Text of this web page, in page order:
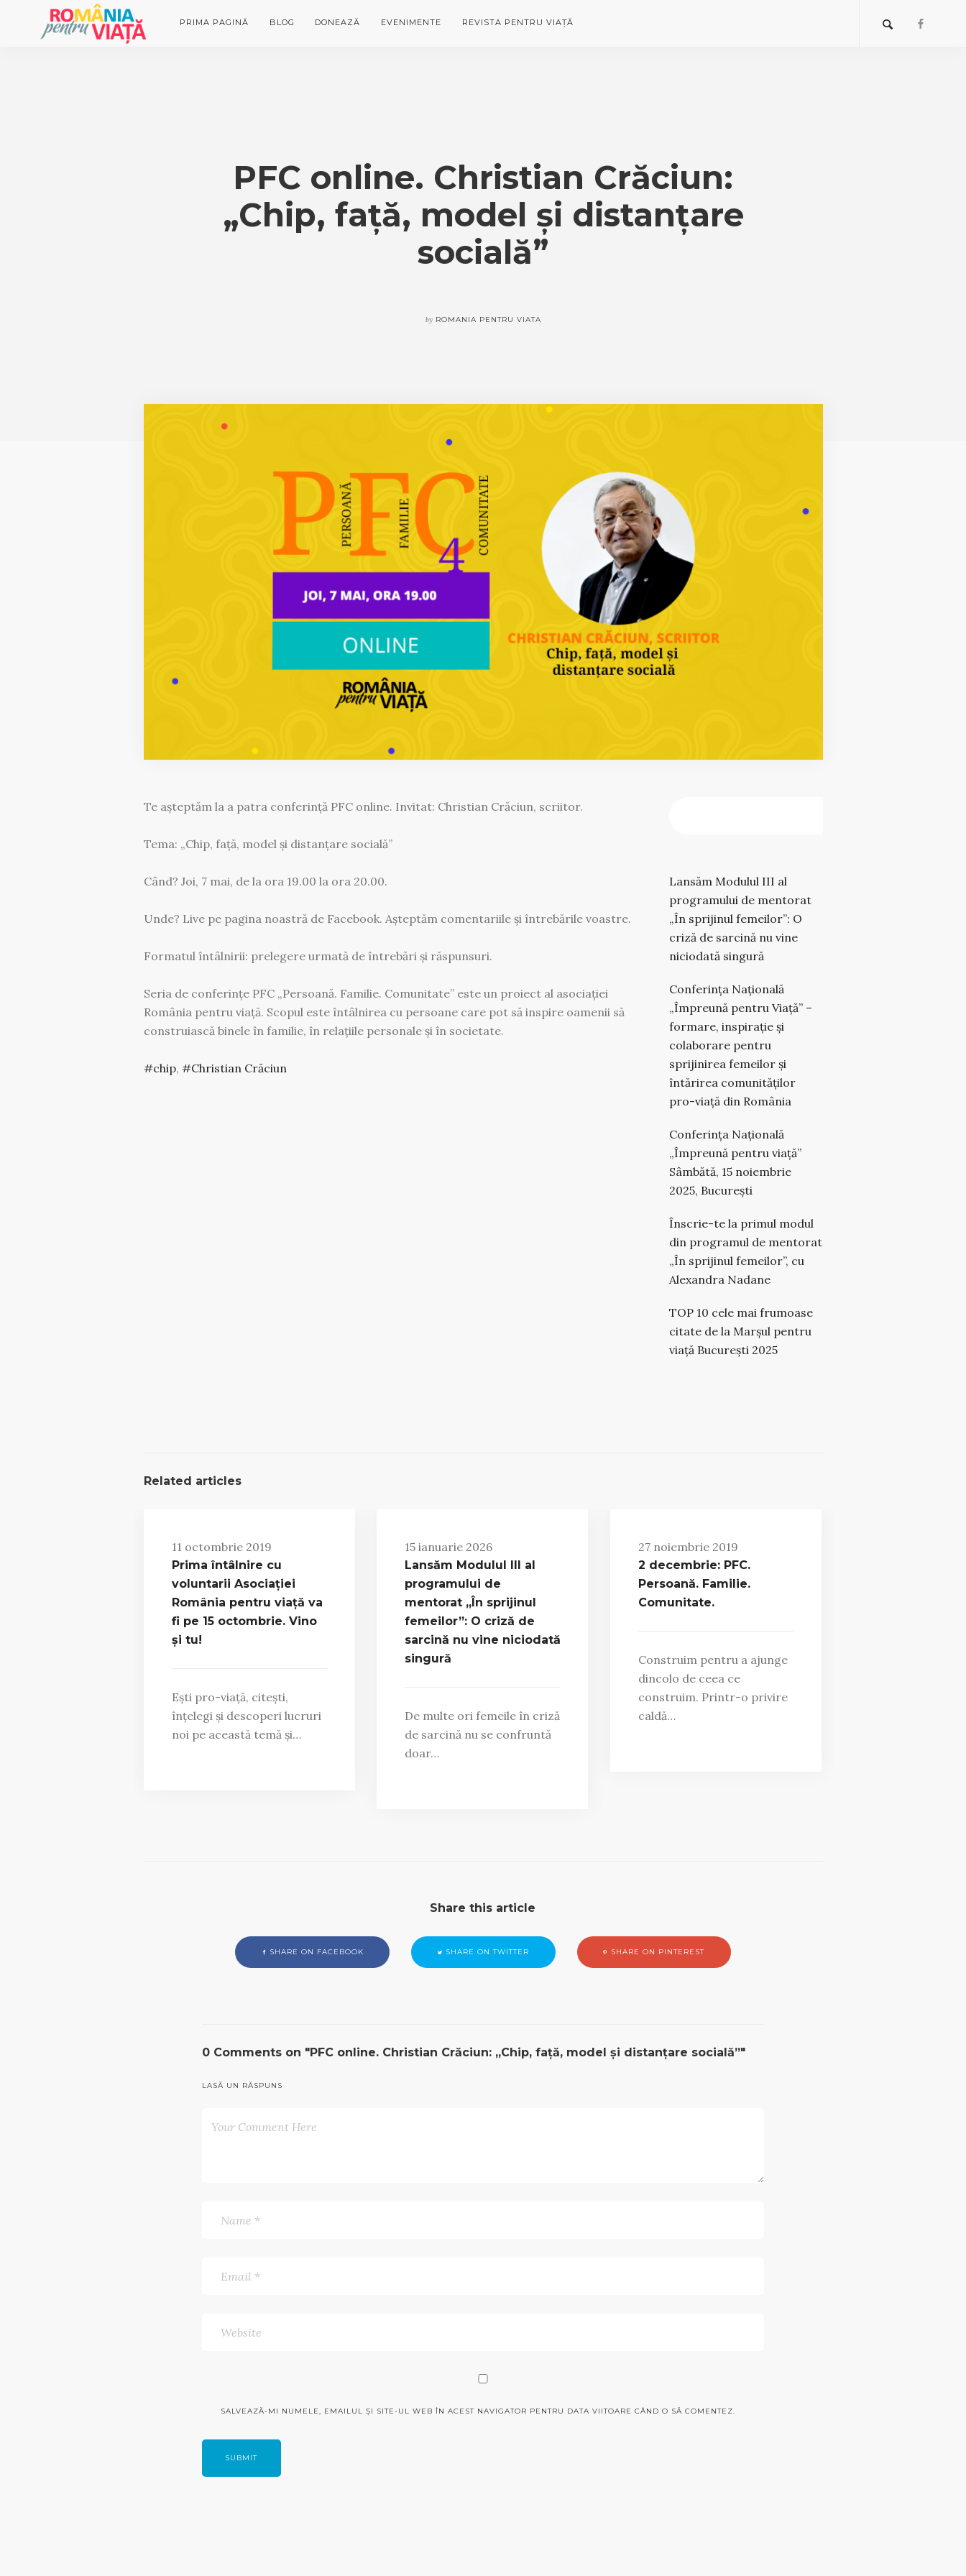
PRIMA PAGINĂ BLOG DONEAZĂ EVENIMENTE REVISTA PENTRU VIAȚĂ
PFC online. Christian Crăciun:
„Chip, față, model și distanțare
socială”
by ROMANIA PENTRU VIATA
Te așteptăm la a patra conferință PFC online. Invitat: Christian Crăciun, scriitor.
Tema: „Chip, față, model și distanțare socială”
Când? Joi, 7 mai, de la ora 19.00 la ora 20.00.
Unde? Live pe pagina noastră de Facebook. Așteptăm comentariile și întrebările voastre.
Formatul întâlnirii: prelegere urmată de întrebări și răspunsuri.
Seria de conferințe PFC „Persoană. Familie. Comunitate” este un proiect al asociației
România pentru viață. Scopul este întâlnirea cu persoane care pot să inspire oamenii să
construiască binele în familie, în relațiile personale și în societate.
chip, Christian Crăciun
Lansăm Modulul III al
programului de mentorat
„În sprijinul femeilor”: O
criză de sarcină nu vine
niciodată singură
Conferința Națională
„Împreună pentru Viață” –
formare, inspirație și
colaborare pentru
sprijinirea femeilor și
întărirea comunităților
pro-viață din România
Conferința Națională
„Împreună pentru viață”
Sâmbătă, 15 noiembrie
2025, București
Înscrie-te la primul modul
din programul de mentorat
„În sprijinul femeilor”, cu
Alexandra Nadane
TOP 10 cele mai frumoase
citate de la Marșul pentru
viață București 2025
Related articles
11 octombrie 2019
Prima întâlnire cu
voluntarii Asociației
România pentru viață va
fi pe 15 octombrie. Vino
și tu!
Ești pro-viață, citești,
înțelegi și descoperi lucruri
noi pe această temă și…
15 ianuarie 2026
Lansăm Modulul III al
programului de
mentorat „În sprijinul
femeilor”: O criză de
sarcină nu vine niciodată
singură
De multe ori femeile în criză
de sarcină nu se confruntă
doar…
27 noiembrie 2019
2 decembrie: PFC.
Persoană. Familie.
Comunitate.
Construim pentru a ajunge
dincolo de ceea ce
construim. Printr-o privire
caldă…
Share this article
SHARE ON FACEBOOK SHARE ON TWITTER SHARE ON PINTEREST
0 Comments on "PFC online. Christian Crăciun: „Chip, față, model și distanțare socială”"
LASĂ UN RĂSPUNS
SALVEAZĂ-MI NUMELE, EMAILUL ȘI SITE-UL WEB ÎN ACEST NAVIGATOR PENTRU DATA VIITOARE CÂND O SĂ COMENTEZ.